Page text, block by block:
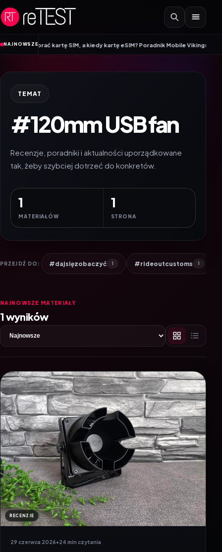
Przejdź do treści
NAJNOWSZEkartę SIM, a kiedy kartę eSIM? Poradnik Mobile Vikings•Wracamy
TEMAT
#120mm USB fan
Recenzje, poradniki i aktualności uporządkowane
tak, żeby szybciej dotrzeć do konkretów.
1
MATERIAŁÓW
1
STRONA
PRZEJDŹ DO: #dajsięzobaczyć 1 #rideoutcustoms 1
NAJNOWSZE MATERIAŁY
1 wyników
RECENZJE
29 czerwca 2026•24 min czytania